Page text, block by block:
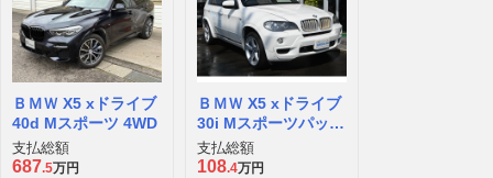
ＢＭＷ X5 xドライブ
40d Mスポーツ 4WD
支払総額
687.5万円
ＢＭＷ X5 xドライブ
30i Mスポーツパッケ
ージ 4WD
支払総額
108.4万円